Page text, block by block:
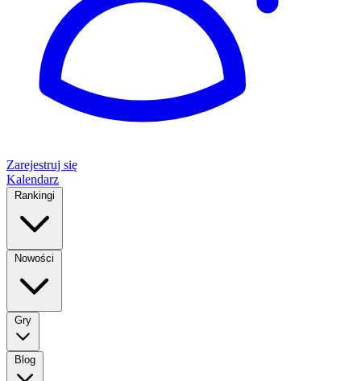
Zarejestruj się
Kalendarz
Rankingi
Nowości
Gry
Blog